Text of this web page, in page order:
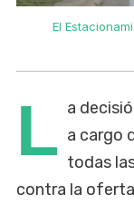
El
L a
a cargo
todas
contra la